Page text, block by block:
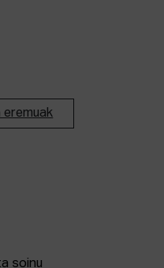
soinu